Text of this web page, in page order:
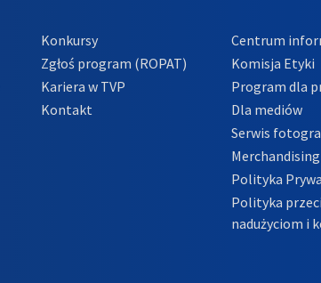
Konkursy
Zgłoś program (ROPAT)
Kariera w TVP
Kontakt
Centrum
Komisja Etyki
Program dla
Dla mediów
Serwis
Polityka
Polityka
nadużyciom i